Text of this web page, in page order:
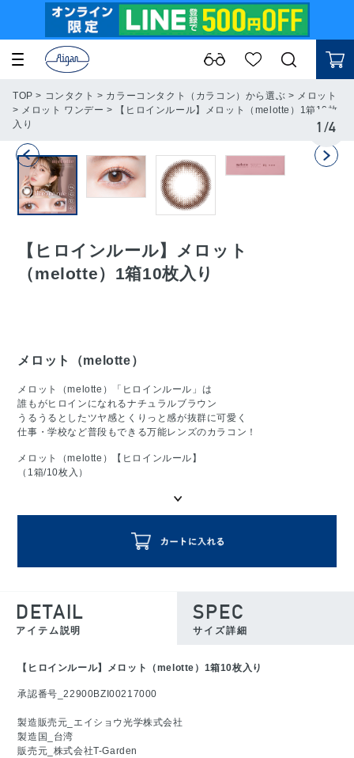
TOP > コンタクト > カラーコンタクト（カラコン）から選ぶ > メロット
> メロット ワンデー >
【ヒロインルール】メロット（melotte）1箱10枚
入り
1/4
【ヒロインルール】メロット
（melotte）1箱10枚入り
メロット（melotte）
メロット（melotte）「ヒロインルール」は
誰もがヒロインになれるナチュラルブラウン
うるうるとしたツヤ感とくりっと感が抜群に可愛く
仕事・学校など普段もできる万能レンズのカラコン！
メロット（melotte）【ヒロインルール】
（1箱/10枚入）
DETAIL
アイテム説明
SPEC
サイズ詳細
【ヒロインルール】メロット（melotte）1箱10枚入り
承認番号_22900BZI00217000
製造販売元_エイショウ光学株式会社
製造国_台湾
販売元_株式会社T-Garden